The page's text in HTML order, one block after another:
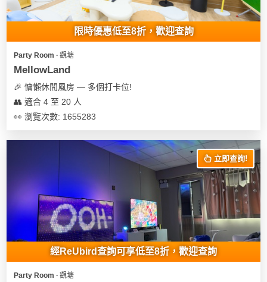
品
場
地
佈
食
煮
列
拍
拖
業/
公
司
活
動
活
員
需
交
軟
時
間
神
清
們
限時優惠低至8折，歡迎查詢
Party Room ∙ 觀塘
MellowLand
🎉 慵懶休閒風房 — 多個打卡位!
👥 適合 4 至 20 人
👀 瀏覽次數: 1655283
立即查詢!
經ReUbird查詢可享低至8折，歡迎查詢
Party Room ∙ 觀塘